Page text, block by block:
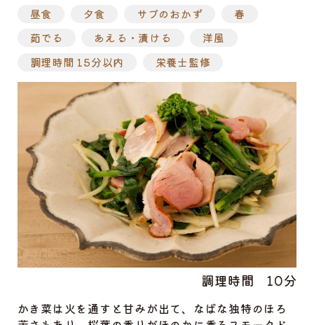
昼食
夕食 サブのおかず
春
茹でる
あえる・漬ける
洋風
調理時間 15分以内
栄養士監修
調理時間10分
かき菜は火を通すと甘みが出て、なばな独特のほろ